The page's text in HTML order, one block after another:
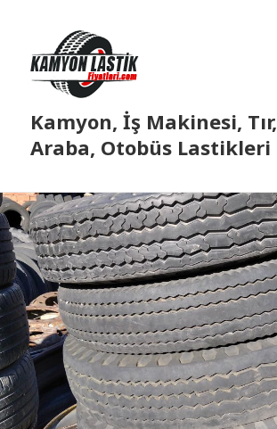
Kamyon, İş Makinesi, Tır,
Araba, Otobüs Lastikleri